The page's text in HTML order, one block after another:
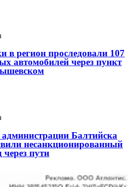
в регион проследовали 107
автомобилей через пункт
Балтийска
несанкционированный
через пути